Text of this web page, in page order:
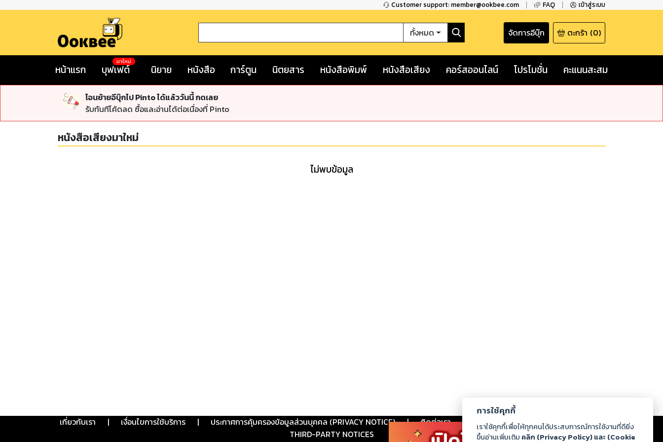
Customer support: member@ookbee.com FAQ เข้าสู่ระบบ
ทั้งหมด จัดการอีบุ๊ก ตะกร้า (0)
หน้าแรก บุฟเฟต์
มาใหม่
นิยาย หนังสือ การ์ตูน นิตยสาร หนังสือพิมพ์ หนังสือเสียง คอร์สออนไลน์ โปรโมชั่น คะแนนสะสม
โอนย้ายอีบุ๊กไป Pinto ได้แล้ววันนี้ กดเลย
รับทันทีโค้ดลด ซื้อและอ่านได้ต่อเนื่องที่ Pinto
หนังสือเสียงมาใหม่
ไม่พบข้อมูล
เกี่ยวกับเรา | เงื่อนไขการใช้บริการ | ประกาศการคุ้มครองข้อมูลส่วนบุคคล (PRIVACY NOTICE) | ติดต่อเรา ร่วมงานกับเรา ดาวน์โหลด
THIRD-PARTY NOTICES
การใช้คุกกี้
เราใช้คุกกี้เพื่อให้ทุกคนได้ประสบการณ์การใช้งานที่ดียิ่ง
ขึ้นอ่านเพิ่มเติม คลิก (Privacy Policy) และ (Cookie